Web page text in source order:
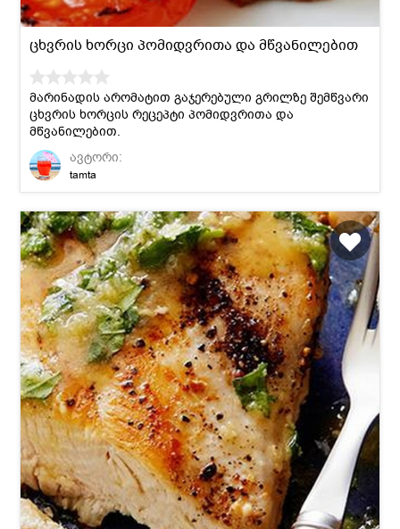
ცხვრის ხორცი პომიდვრითა და მწვანილებით
მარინადის არომატით გაჯერებული გრილზე შემწვარი
ცხვრის ხორცის რეცეპტი პომიდვრითა და
მწვანილებით.
ავტორი:
tamta